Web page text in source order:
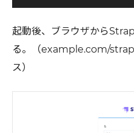
起動後、ブラウザから
る。（example.com/
ス）